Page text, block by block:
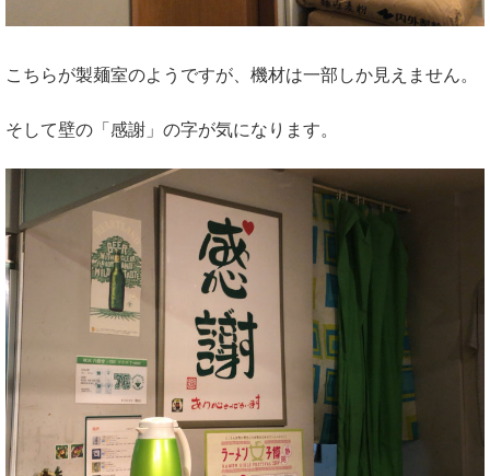
こちらが製麺室のようですが、機材は一部しか見えません。
そして壁の「感謝」の字が気になります。